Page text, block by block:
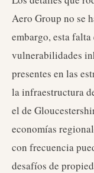
Aero Group no se
embargo, esta falta
vulnerabilidades
presentes en las
la infraestructura
el de
economías
con frecuencia
desafíos de